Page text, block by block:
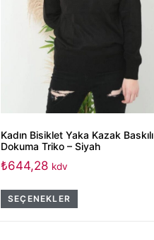
Kadın Bisiklet Yaka Kazak Baskılı
Dokuma Triko – Siyah
₺644,28 kdv
SEÇENEKLER